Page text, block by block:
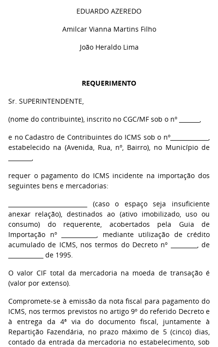
EDUARDO AZEREDO
Amilcar Vianna Martins Filho
João Heraldo Lima
REQUERIMENTO
Sr. SUPERINTENDENTE,
(nome do contribuinte), inscrito no CGC/MF sob o nº _______,
e no Cadastro de Contribuintes do ICMS sob o nº_____________,
estabelecido na (Avenida, Rua, nº, Bairro), no Município de
________,
requer o pagamento do ICMS incidente na importação dos
seguintes bens e mercadorias:
___________________________ (caso o espaço seja insuficiente
anexar relação), destinados ao (ativo imobilizado, uso ou
consumo) do requerente, acobertados pela Guia de
Importação nº ____________, mediante utilização de crédito
acumulado de ICMS, nos termos do Decreto nº _________, de
____________ de 1995.
O valor CIF total da mercadoria na moeda de transação é
(valor por extenso).
Compromete-se à emissão da nota fiscal para pagamento do
ICMS, nos termos previstos no artigo 9º do referido Decreto e
à entrega da 4ª via do documento fiscal, juntamente à
Repartição Fazendária, no prazo máximo de 5 (cinco) dias,
contado da entrada da mercadoria no estabelecimento, sob